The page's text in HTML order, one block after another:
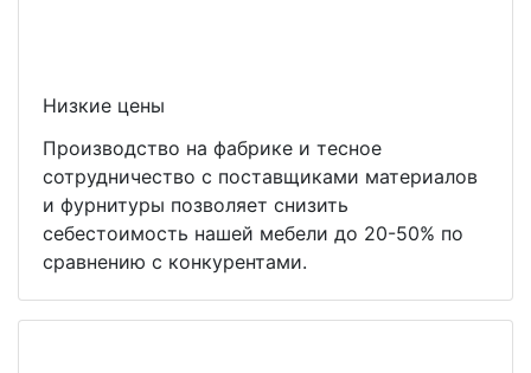
Низкие цены
Производство на фабрике и тесное
сотрудничество с поставщиками материалов
и фурнитуры позволяет снизить
себестоимость нашей мебели до 20-50% по
сравнению с конкурентами.